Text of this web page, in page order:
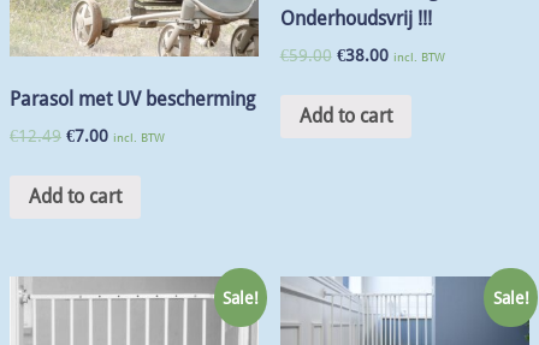
Parasol met UV bescherming
€12.49 €7.00 incl. BTW
Add to cart
Onderhoudsvrij !!!
€59.00 €38.00 incl. BTW
Add to cart
Sale! Sale!